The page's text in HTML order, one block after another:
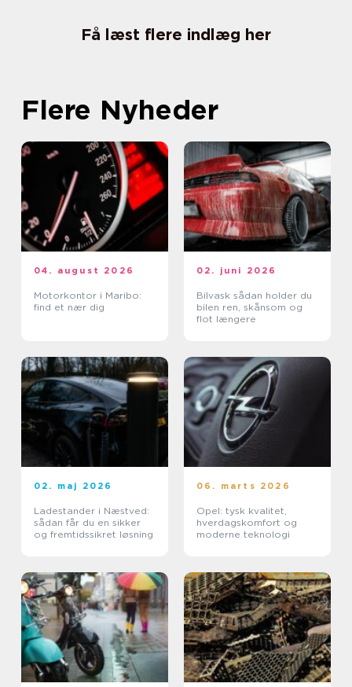
Få læst flere indlæg her
Flere Nyheder
04. august 2026
Motorkontor i Maribo:
find et nær dig
02. juni 2026
Bilvask sådan holder du
bilen ren, skånsom og
flot længere
02. maj 2026
Ladestander i Næstved:
sådan får du en sikker
og fremtidssikret løsning
06. marts 2026
Opel: tysk kvalitet,
hverdagskomfort og
moderne teknologi